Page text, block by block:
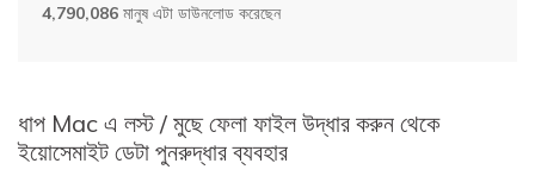
4,790,086 মানুষ এটা ডাউনলোড করেছেন
ধাপ Mac এ লস্ট / মুছে ফেলা ফাইল উদ্ধার করুন থেকে
ইয়োসেমাইট ডেটা পুনরুদ্ধার ব্যবহার